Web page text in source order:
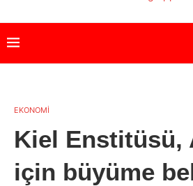
EKONOMİ
Kiel Enstitüsü,
için büyüme